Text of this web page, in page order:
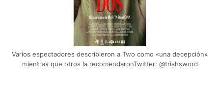
Varios espectadores describieron a Two como «una decepción»
mientras que otros la recomendaronTwitter: @trishsword